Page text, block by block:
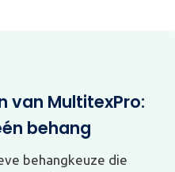
van MultitexPro:
behang
behangkeuze die